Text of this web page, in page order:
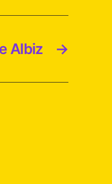
→
Albiz